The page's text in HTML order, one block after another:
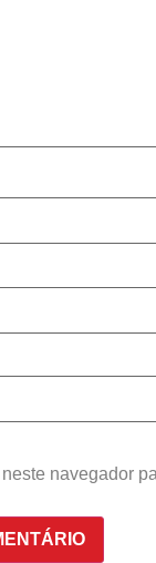
navegador